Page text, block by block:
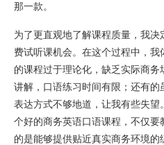
那一款。
为了更直观地了解课程质量，我
费试听课机会。在这个过程中，
的课程过于理论化，缺乏实际商
讲解，口语练习时间有限；还有
表达方式不够地道，让我有些失
个好的商务英语口语课程，不仅
的是能够提供贴近真实商务环境